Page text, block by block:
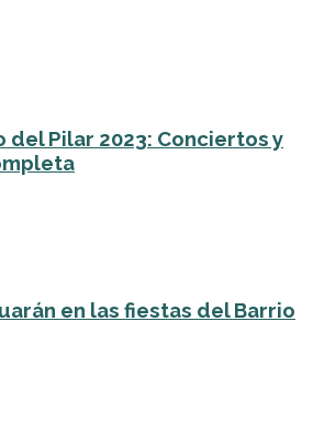
del Pilar 2023: Conciertos y
en las fiestas del Barrio